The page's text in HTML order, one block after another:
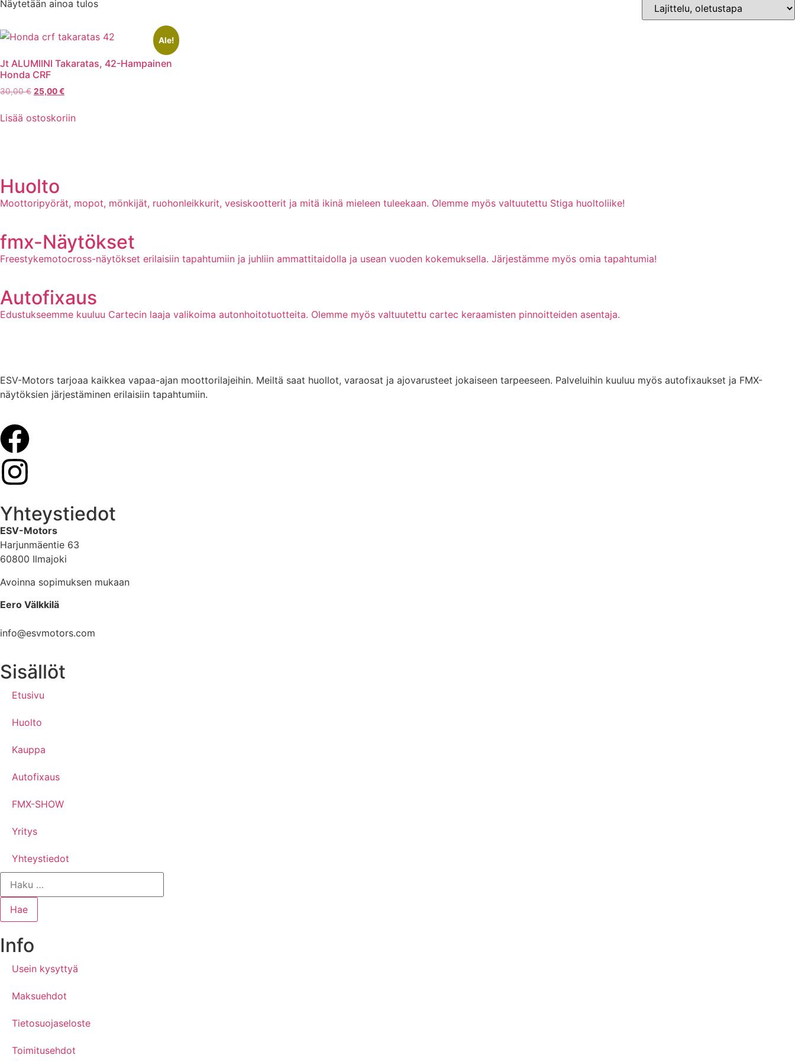
Näytetään ainoa tulos
Ale!
Jt ALUMIINI Takaratas, 42-Hampainen
Honda CRF
30,00€ 25,00€
Lisää ostoskoriin
Huolto
Moottoripyörät, mopot, mönkijät, ruohonleikkurit, vesiskootterit ja mitä ikinä mieleen tuleekaan. Olemme myös valtuutettu Stiga huoltoliike!
fmx-Näytökset
Freestykemotocross-näytökset erilaisiin tapahtumiin ja juhliin ammattitaidolla ja usean vuoden kokemuksella. Järjestämme myös omia tapahtumia!
Autofixaus
Edustukseemme kuuluu Cartecin laaja valikoima autonhoitotuotteita. Olemme myös valtuutettu cartec keraamisten pinnoitteiden asentaja.
ESV-Motors tarjoaa kaikkea vapaa-ajan moottorilajeihin. Meiltä saat huollot, varaosat ja ajovarusteet jokaiseen tarpeeseen. Palveluihin kuuluu myös autofixaukset ja FMX-
näytöksien järjestäminen erilaisiin tapahtumiin.
Yhteystiedot
ESV-Motors
Harjunmäentie 63
60800 Ilmajoki
Avoinna sopimuksen mukaan
Eero Välkkilä
info@esvmotors.com
Sisällöt
Etusivu
Huolto
Kauppa
Autofixaus
FMX-SHOW
Yritys
Yhteystiedot
Info
Usein kysyttyä
Maksuehdot
Tietosuojaseloste
Toimitusehdot